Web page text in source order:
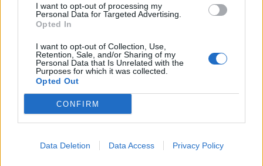
I want to opt-out of processing my
Personal Data for Targeted Advertising.
Opted In
I want to opt-out of Collection, Use,
Retention, Sale, and/or Sharing of my
Personal Data that Is Unrelated with the
Purposes for which it was collected.
Opted Out
CONFIRM
Data Deletion Data Access Privacy Policy
21/07/26|11:34
αβεβαιότητας από τα «διόδια», τις
εμπορικές συμφωνίες και τον νέο
αποκλεισμό των Στενών του
16/07/26
Business Know-how